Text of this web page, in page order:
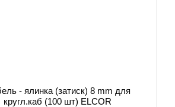
- ялинка (затиск) 8 mm для
кругл.каб (100 шт) ELCOR